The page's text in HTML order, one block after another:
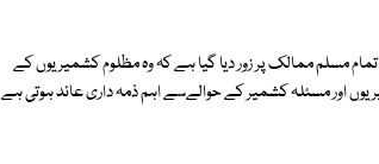
مسلم ممالک پر زور دیا گیا ہے کہ وہ مظلوم کشمیریوں کے
اور مسئلہ کشمیر کے حوالےسے اہم ذمہ داری عائد ہوتی ہے